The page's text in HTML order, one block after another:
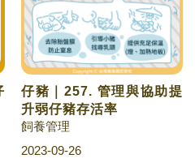
仔豬｜257. 管理與協助提
升弱仔豬存活率
飼養管理
2023-09-26